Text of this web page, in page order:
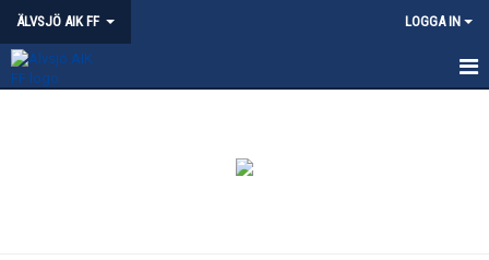
ÄLVSJÖ AIK FF LOGGA IN